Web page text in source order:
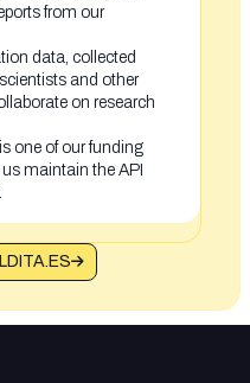
from our
data, collected
and other
on research
one of our funding
maintain the API